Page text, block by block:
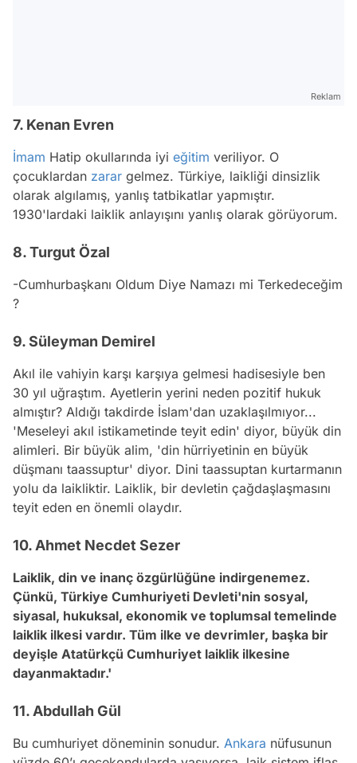
Reklam
7. Kenan Evren
İmam Hatip okullarında iyi eğitim veriliyor. O
çocuklardan zarar gelmez. Türkiye, laikliği dinsizlik
olarak algılamış, yanlış tatbikatlar yapmıştır.
1930'lardaki laiklik anlayışını yanlış olarak görüyorum.
8. Turgut Özal
-Cumhurbaşkanı Oldum Diye Namazı mi Terkedeceğim
?
9. Süleyman Demirel
Akıl ile vahiyin karşı karşıya gelmesi hadisesiyle ben
30 yıl uğraştım. Ayetlerin yerini neden pozitif hukuk
almıştır? Aldığı takdirde İslam'dan uzaklaşılmıyor...
'Meseleyi akıl istikametinde teyit edin' diyor, büyük din
alimleri. Bir büyük alim, 'din hürriyetinin en büyük
düşmanı taassuptur' diyor. Dini taassuptan kurtarmanın
yolu da laikliktir. Laiklik, bir devletin çağdaşlaşmasını
teyit eden en önemli olaydır.
10. Ahmet Necdet Sezer
Laiklik, din ve inanç özgürlüğüne indirgenemez.
Çünkü, Türkiye Cumhuriyeti Devleti'nin sosyal,
siyasal, hukuksal, ekonomik ve toplumsal temelinde
laiklik ilkesi vardır. Tüm ilke ve devrimler, başka bir
deyişle Atatürkçü Cumhuriyet laiklik ilkesine
dayanmaktadır.'
11. Abdullah Gül
Bu cumhuriyet döneminin sonudur. Ankara nüfusunun